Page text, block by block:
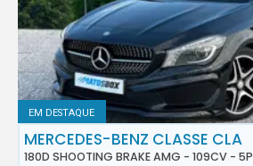
EM DESTAQUE
MERCEDES-BENZ CLASSE CLA
180D SHOOTING BRAKE AMG - 109CV - 5P